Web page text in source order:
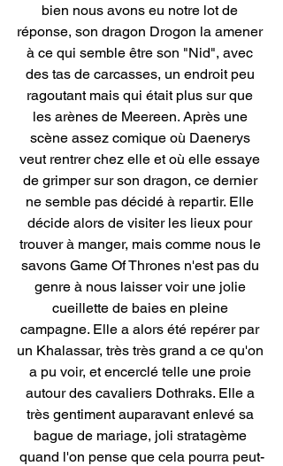
bien nous avons eu notre lot de
réponse, son dragon Drogon la amener
à ce qui semble être son "Nid", avec
des tas de carcasses, un endroit peu
ragoutant mais qui était plus sur que
les arènes de Meereen. Après une
scène assez comique où Daenerys
veut rentrer chez elle et où elle essaye
de grimper sur son dragon, ce dernier
ne semble pas décidé à repartir. Elle
décide alors de visiter les lieux pour
trouver à manger, mais comme nous le
savons Game Of Thrones n'est pas du
genre à nous laisser voir une jolie
cueillette de baies en pleine
campagne. Elle a alors été repérer par
un Khalassar, très très grand a ce qu'on
a pu voir, et encerclé telle une proie
autour des cavaliers Dothraks. Elle a
très gentiment auparavant enlevé sa
bague de mariage, joli stratagème
quand l'on pense que cela pourra peut-